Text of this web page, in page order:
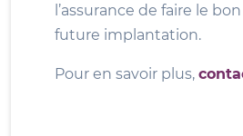
l’assurance de faire le
future implantation.
Pour en savoir plus,